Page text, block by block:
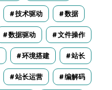
技术驱动 数据
数据驱动 文件操作
环境搭建 站长
站长运营 编解码